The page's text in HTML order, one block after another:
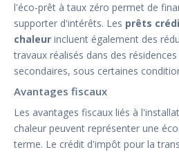
l'éco-prêt à taux zéro permet de
supporter d'intérêts. Les prêts
chaleur incluent également des
travaux réalisés dans des
secondaires, sous certaines
Avantages fiscaux
Les avantages fiscaux liés à
chaleur peuvent représenter une
terme. Le crédit d'impôt pour la